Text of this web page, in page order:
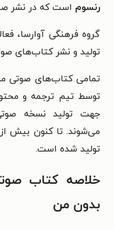
رنسوم است که در نشر
تولید و نشر کتاب‌های
تمامی کتاب‌های صوتی
توسط تیم ترجمه و
جهت تولید نسخه
تولید شده است.
خلاصه کتاب
بدون من